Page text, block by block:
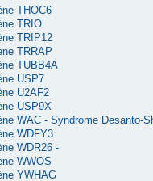
THOC6
TRIO
TRIP12
TRRAP
TUBB4A
USP7
U2AF2
USP9X
WAC - Syndrome Desanto-
WDFY3
WDR26 -
WWOS
YWHAG